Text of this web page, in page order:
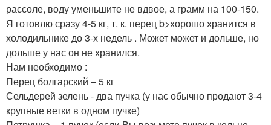
рассоле, воду уменьшите не вдвое, а грамм на 100-150.
Я готовлю сразу 4-5 кг, т. к. перец b>хорошо хранится в
холодильнике до 3-х недель . Может может и дольше, но
дольше у нас он не хранился.
Нам необходимо :
Перец болгарский – 5 кг
Сельдерей зелень - два пучка (у нас обычно продают 3-4
крупные ветки в одном пучке)